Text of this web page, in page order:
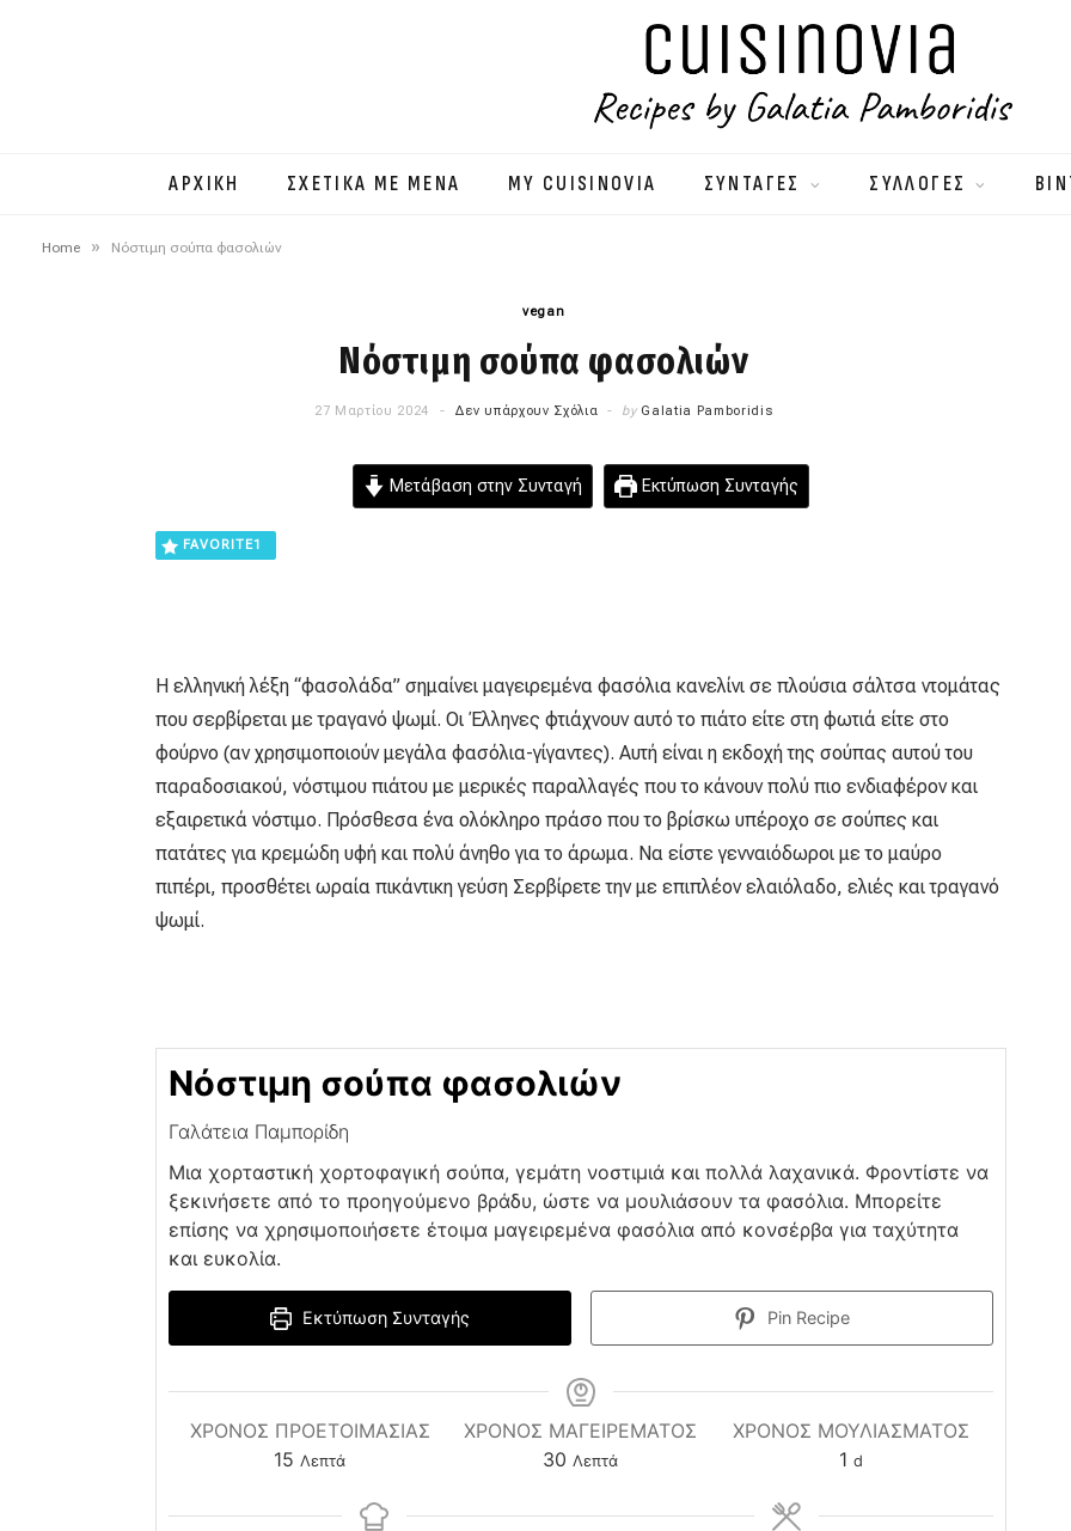
ΑΡΧΙΚΗ ΣΧΕΤΙΚΑ ΜΕ ΜΕΝΑ MY CUISINOVIA ΣΥΝΤΑΓΕΣ ΣΥΛΛΟΓΕΣ
Home » Νόστιμη σούπα φασολιών
vegan
Νόστιμη σούπα φασολιών
27 Μαρτίου 2024 Δεν υπάρχουν Σχόλια by Galatia Pamboridis
Μετάβαση στην Συνταγή Εκτύπωση Συνταγής
FAVORITE1
Η ελληνική λέξη “φασολάδα” σημαίνει μαγειρεμένα φασόλια κανελίνι σε πλούσια σάλτσα ντομάτας
που σερβίρεται με τραγανό ψωμί. Οι Έλληνες φτιάχνουν αυτό το πιάτο είτε στη φωτιά είτε στο
φούρνο (αν χρησιμοποιούν μεγάλα φασόλια-γίγαντες). Αυτή είναι η εκδοχή της σούπας αυτού του
παραδοσιακού, νόστιμου πιάτου με μερικές παραλλαγές που το κάνουν πολύ πιο ενδιαφέρον και
εξαιρετικά νόστιμο. Πρόσθεσα ένα ολόκληρο πράσο που το βρίσκω υπέροχο σε σούπες και
πατάτες για κρεμώδη υφή και πολύ άνηθο για το άρωμα. Να είστε γενναιόδωροι με το μαύρο
πιπέρι, προσθέτει ωραία πικάντικη γεύση Σερβίρετε την με επιπλέον ελαιόλαδο, ελιές και τραγανό
ψωμί.
Νόστιμη σούπα φασολιών
Γαλάτεια Παμπορίδη
Μια χορταστική χορτοφαγική σούπα, γεμάτη νοστιμιά και πολλά λαχανικά. Φροντίστε να
ξεκινήσετε από το προηγούμενο βράδυ, ώστε να μουλιάσουν τα φασόλια. Μπορείτε
επίσης να χρησιμοποιήσετε έτοιμα μαγειρεμένα φασόλια από κονσέρβα για ταχύτητα
και ευκολία.
Εκτύπωση Συνταγής Pin Recipe
ΧΡΌΝΟΣ ΠΡΟΕΤΟΙΜΑΣΊΑΣ
15 minutes
Λεπτά
ΧΡΟΝΟΣ ΜΑΓΕΙΡΕΜΑΤΟΣ
30 minutes
Λεπτά
ΧΡΟΝΟΣ ΜΟΥΛΙΑΣΜΑΤΟΣ
1 day
d